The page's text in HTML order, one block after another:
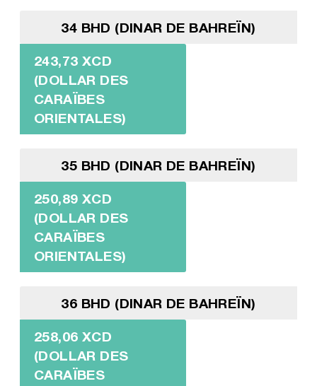
34 BHD (DINAR DE BAHREÏN)
243,73 XCD
(DOLLAR DES
CARAÏBES
ORIENTALES)
35 BHD (DINAR DE BAHREÏN)
250,89 XCD
(DOLLAR DES
CARAÏBES
ORIENTALES)
36 BHD (DINAR DE BAHREÏN)
258,06 XCD
(DOLLAR DES
CARAÏBES